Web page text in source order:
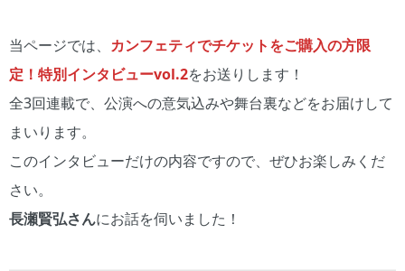
当ページでは、 カンフェティでチケットをご購入の方限
定！特別インタビューvol.2をお送りします！
全3回連載で、公演への意気込みや舞台裏などをお届けして
まいります。
このインタビューだけの内容ですので、ぜひお楽しみくだ
さい。
長瀬賢弘さんにお話を伺いました！